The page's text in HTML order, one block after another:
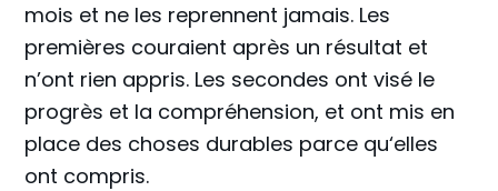
mois et ne les reprennent jamais. Les
premières couraient après un résultat et
n’ont rien appris. Les secondes ont visé le
progrès et la compréhension, et ont mis en
place des choses durables parce qu‘elles
ont compris.